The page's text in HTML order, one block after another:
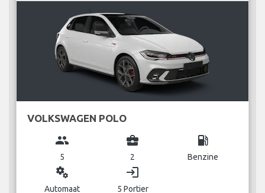
VOLKSWAGEN POLO
group
5
business_center
2
local_gas_station
Benzine
miscellaneous_services
Automaat
login
5 Portier